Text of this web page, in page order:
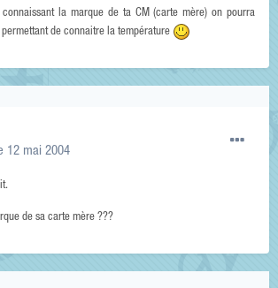
la marque de ta CM (carte mère) on pourra
de connaitre la température
12 mai 2004
de sa carte mère ???